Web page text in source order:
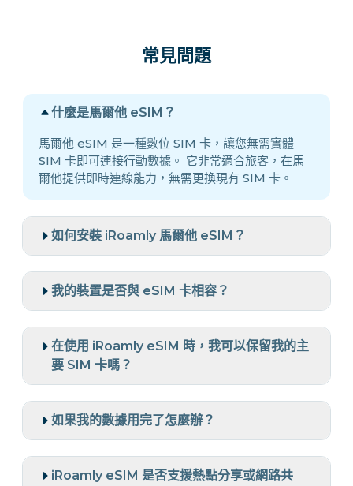
常見問題
什麼是馬爾他 eSIM？
馬爾他 eSIM 是一種數位 SIM 卡，讓您無需實體
SIM 卡即可連接行動數據。 它非常適合旅客，在馬
爾他提供即時連線能力，無需更換現有 SIM 卡。
如何安裝 iRoamly 馬爾他 eSIM？
我的裝置是否與 eSIM 卡相容？
在使用 iRoamly eSIM 時，我可以保留我的主
要 SIM 卡嗎？
如果我的數據用完了怎麼辦？
iRoamly eSIM 是否支援熱點分享或網路共